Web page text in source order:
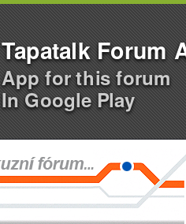
Tapatalk Forum
App for this forum
In Google Play